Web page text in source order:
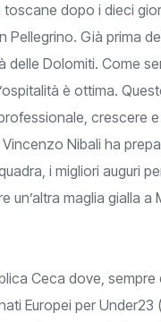
toscane dopo i dieci
Pellegrino. Già prima
delle Dolomiti. Come
è ottima.
crescere
Nibali ha
i migliori auguri
un’altra maglia gialla
Ceca dove,
Europei per